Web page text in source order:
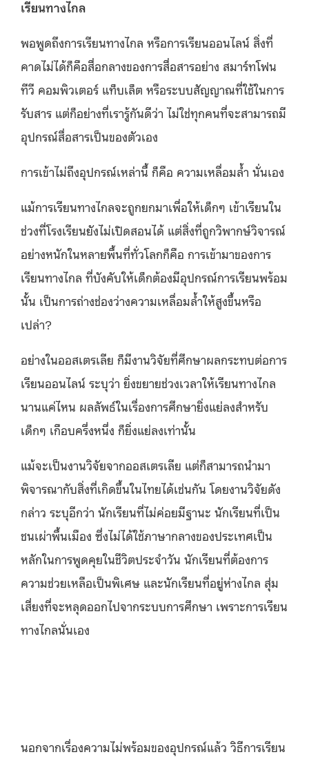
เรียนทางไกล
พอพูดถึงการเรียนทางไกล หรือการเรียนออนไลน์ สิ่งที่
คาดไม่ได้ก็คือสื่อกลางของการสื่อสารอย่าง สมาร์ทโฟน
ทีวี คอมพิวเตอร์ แท็บเล็ต หรือระบบสัญญาณที่ใช้ในการ
รับสาร แต่ก็อย่างที่เรารู้กันดีว่า ไม่ใช่ทุกคนที่จะสามารถมี
อุปกรณ์สื่อสารเป็นของตัวเอง
การเข้าไม่ถึงอุปกรณ์เหล่านี้ ก็คือ ความเหลื่อมล้ำ นั่นเอง
แม้การเรียนทางไกลจะถูกยกมาเพื่อให้เด็กๆ เข้าเรียนใน
ช่วงที่โรงเรียนยังไม่เปิดสอนได้ แต่สิ่งที่ถูกวิพากษ์วิจารณ์
อย่างหนักในหลายพื้นที่ทั่วโลกก็คือ การเข้ามาของการ
เรียนทางไกล ที่บังคับให้เด็กต้องมีอุปกรณ์การเรียนพร้อม
นั้น เป็นการถ่างช่องว่างความเหลื่อมล้ำให้สูงขึ้นหรือ
เปล่า?
อย่างในออสเตรเลีย ก็มีงานวิจัยที่ศึกษาผลกระทบต่อการ
เรียนออนไลน์ ระบุว่า ยิ่งขยายช่วงเวลาให้เรียนทางไกล
นานแค่ไหน ผลลัพธ์ในเรื่องการศึกษายิ่งแย่ลงสำหรับ
เด็กๆ เกือบครึ่งหนึ่ง ก็ยิ่งแย่ลงเท่านั้น
แม้จะเป็นงานวิจัยจากออสเตรเลีย แต่ก็สามารถนำมา
พิจารณากับสิ่งที่เกิดขึ้นในไทยได้เช่นกัน โดยงานวิจัยดัง
กล่าว ระบุอีกว่า นักเรียนที่ไม่ค่อยมีฐานะ นักเรียนที่เป็น
ชนเผ่าพื้นเมือง ซึ่งไม่ได้ใช้ภาษากลางของประเทศเป็น
หลักในการพูดคุยในชีวิตประจำวัน นักเรียนที่ต้องการ
ความช่วยเหลือเป็นพิเศษ และนักเรียนที่อยู่ห่างไกล สุ่ม
เสี่ยงที่จะหลุดออกไปจากระบบการศึกษา เพราะการเรียน
ทางไกลนั่นเอง
นอกจากเรื่องความไม่พร้อมของอุปกรณ์แล้ว วิธีการเรียน